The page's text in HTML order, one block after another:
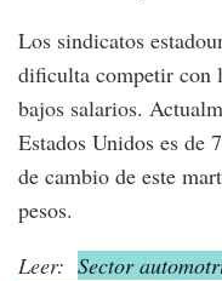
Los sindicatos
dificulta competir con
bajos salarios.
Estados Unidos es de
de cambio de este
pesos.
Leer: Sector